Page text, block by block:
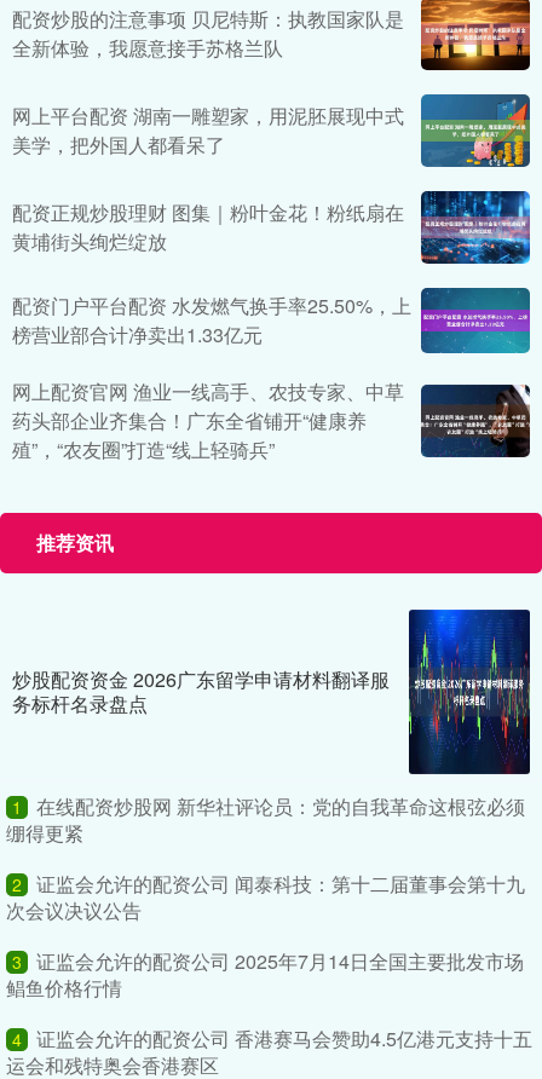
配资炒股的注意事项 贝尼特斯：执教国家队是
全新体验，我愿意接手苏格兰队
网上平台配资 湖南一雕塑家，用泥胚展现中式
美学，把外国人都看呆了
配资正规炒股理财 图集｜粉叶金花！粉纸扇在
黄埔街头绚烂绽放
配资门户平台配资 水发燃气换手率25.50%，上
榜营业部合计净卖出1.33亿元
网上配资官网 渔业一线高手、农技专家、中草
药头部企业齐集合！广东全省铺开“健康养
殖”，“农友圈”打造“线上轻骑兵”
推荐资讯
炒股配资资金 2026广东留学申请材料翻译服
务标杆名录盘点
1
在线配资炒股网 新华社评论员：党的自我革命这根弦必须
绷得更紧
2
证监会允许的配资公司 闻泰科技：第十二届董事会第十九
次会议决议公告
3
证监会允许的配资公司 2025年7月14日全国主要批发市场
鲳鱼价格行情
4 证监会允许的配资公司 香港赛马会赞助4.5亿港元支持十五
运会和残特奥会香港赛区